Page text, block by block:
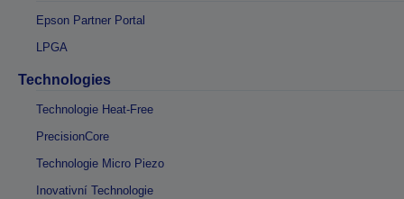
Epson Partner Portal
LPGA
Technologies
Technologie Heat-Free
PrecisionCore
Technologie Micro Piezo
Inovativní Technologie